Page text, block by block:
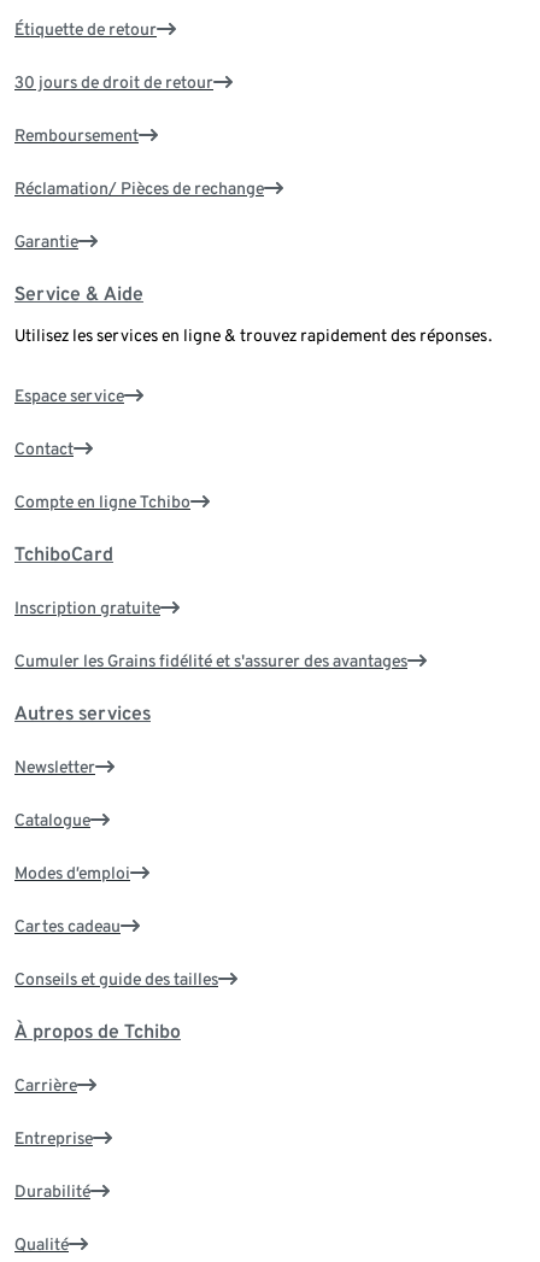
Étiquette de retour
30 jours de droit de retour
Remboursement
Réclamation/ Pièces de rechange
Garantie
Service & Aide
Utilisez les services en ligne & trouvez rapidement des réponses.
Espace service
Contact
Compte en ligne Tchibo
TchiboCard
Inscription gratuite
Cumuler les Grains fidélité et s'assurer des avantages
Autres services
Newsletter
Catalogue
Modes d’emploi
Cartes cadeau
Conseils et guide des tailles
À propos de Tchibo
Carrière
Entreprise
Durabilité
Qualité